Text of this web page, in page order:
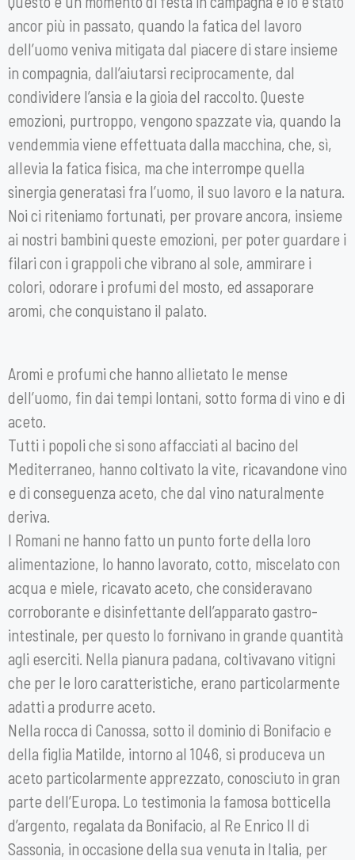
ancor più in passato, quando la fatica del lavoro
dell’uomo veniva mitigata dal piacere di stare insieme
in compagnia, dall’aiutarsi reciprocamente, dal
condividere l’ansia e la gioia del raccolto. Queste
emozioni, purtroppo, vengono spazzate via, quando la
vendemmia viene effettuata dalla macchina, che, sì,
allevia la fatica fisica, ma che interrompe quella
sinergia generatasi fra l’uomo, il suo lavoro e la natura.
Noi ci riteniamo fortunati, per provare ancora, insieme
ai nostri bambini queste emozioni, per poter guardare i
filari con i grappoli che vibrano al sole, ammirare i
colori, odorare i profumi del mosto, ed assaporare
aromi, che conquistano il palato.
Aromi e profumi che hanno allietato le mense
dell’uomo, fin dai tempi lontani, sotto forma di vino e di
aceto.
Tutti i popoli che si sono affacciati al bacino del
Mediterraneo, hanno coltivato la vite, ricavandone vino
e di conseguenza aceto, che dal vino naturalmente
deriva.
I Romani ne hanno fatto un punto forte della loro
alimentazione, lo hanno lavorato, cotto, miscelato con
acqua e miele, ricavato aceto, che consideravano
corroborante e disinfettante dell’apparato gastro-
intestinale, per questo lo fornivano in grande quantità
agli eserciti. Nella pianura padana, coltivavano vitigni
che per le loro caratteristiche, erano particolarmente
adatti a produrre aceto.
Nella rocca di Canossa, sotto il dominio di Bonifacio e
della figlia Matilde, intorno al 1046, si produceva un
aceto particolarmente apprezzato, conosciuto in gran
parte dell’Europa. Lo testimonia la famosa botticella
d’argento, regalata da Bonifacio, al Re Enrico II di
Sassonia, in occasione della sua venuta in Italia, per